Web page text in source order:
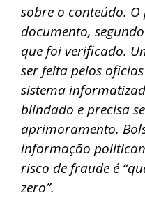
sobre o conteúdo.
documento,
que foi verificado.
ser feita pelos
sistema
blindado e precisa
aprimoramento.
informação
risco de fraude é
zero”.